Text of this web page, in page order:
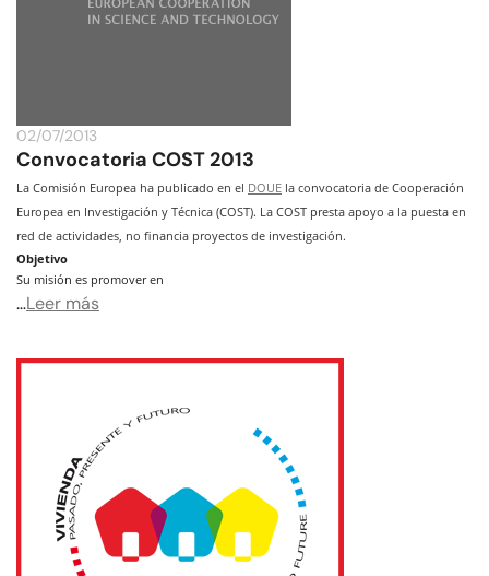
02/07/2013
Convocatoria COST 2013
La Comisión Europea ha publicado en el DOUE la convocatoria de Cooperación
Europea en Investigación y Técnica (COST). La COST presta apoyo a la puesta en
red de actividades, no financia proyectos de investigación.
Objetivo
Su misión es promover en
…Leer más